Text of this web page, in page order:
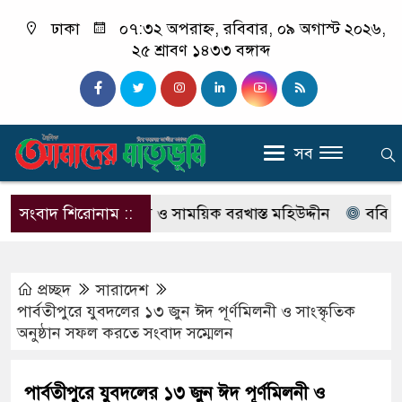
ঢাকা
০৭:৩২ অপরাহ্ন, রবিবার, ০৯ অগাস্ট ২০২৬,
২৫ শ্রাবণ ১৪৩৩ বঙ্গাব্দ
সব
সংবাদ শিরোনাম ::
মামলার আসামি ও সাময়িক বরখাস্ত মহিউদ্দীন ববি সংলগ্ন
প্রচ্ছদ
সারাদেশ
পার্বতীপুরে যুবদলের ১৩ জুন ঈদ পূর্ণমিলনী ও সাংস্কৃতিক
অনুষ্ঠান সফল করতে সংবাদ সম্মেলন
পার্বতীপুরে যুবদলের ১৩ জুন ঈদ পূর্ণমিলনী ও